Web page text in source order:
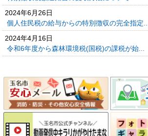
2024年6月26日
個人住民税の給与からの特別徴収の完全指定...
2024年4月16日
令和6年度から森林環境税(国税)の課税が始...